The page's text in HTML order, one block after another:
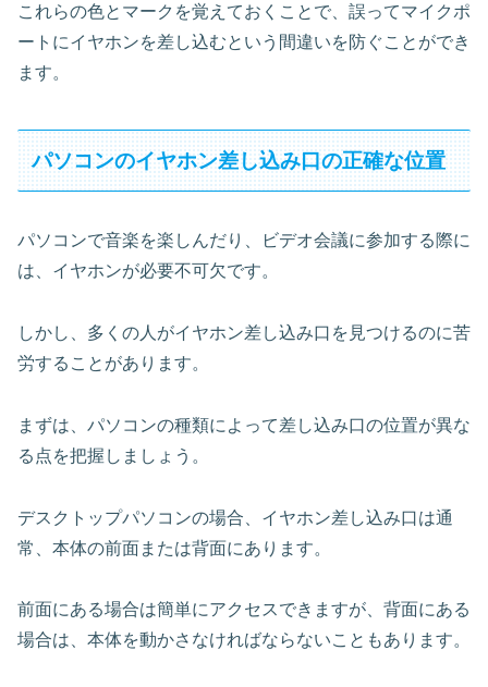
これらの色とマークを覚えておくことで、誤ってマイクポ
ートにイヤホンを差し込むという間違いを防ぐことができ
ます。
パソコンのイヤホン差し込み口の正確な位置
パソコンで音楽を楽しんだり、ビデオ会議に参加する際に
は、イヤホンが必要不可欠です。
しかし、多くの人がイヤホン差し込み口を見つけるのに苦
労することがあります。
まずは、パソコンの種類によって差し込み口の位置が異な
る点を把握しましょう。
デスクトップパソコンの場合、イヤホン差し込み口は通
常、本体の前面または背面にあります。
前面にある場合は簡単にアクセスできますが、背面にある
場合は、本体を動かさなければならないこともあります。